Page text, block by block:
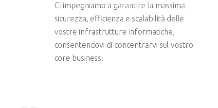
Ci impegniamo a garantire la massima
sicurezza, efficienza e scalabilità delle
vostre infrastrutture informatiche,
consentendovi di concentrarvi sul vostro
core business.